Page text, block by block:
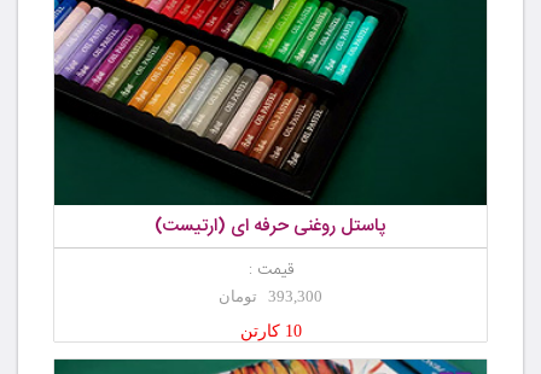
پاستل روغنی حرفه ای (ارتیست)
قیمت :
393,300 تومان
10 کارتن